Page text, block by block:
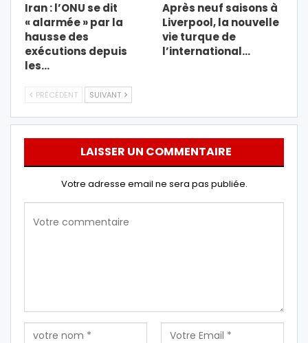
Iran : l’ONU se dit
« alarmée » par la
hausse des
exécutions depuis
les…
Après neuf saisons à
Liverpool, la nouvelle
vie turque de
l’international…
PRÉCÉDENT SUIVANT
LAISSER UN COMMENTAIRE
Votre adresse email ne sera pas publiée.